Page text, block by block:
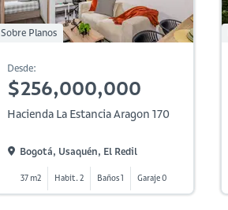
Sobre Planos
Desde:
$256,000,000
Hacienda La Estancia Aragon 170
Bogotá, Usaquén, El Redil
37 m2 Habit. 2 Baños 1 Garaje 0